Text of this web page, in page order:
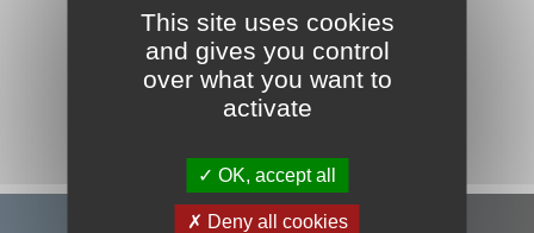
OUPS ! PAS DE RÉSULTAT !
This site uses cookies
and gives you control
over what you want to
activate
OK, accept all
Deny all cookies